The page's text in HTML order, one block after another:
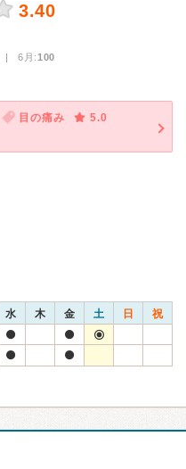
3.40
| 6月:100
目の痛み
5.0
水 木 金 土 日 祝